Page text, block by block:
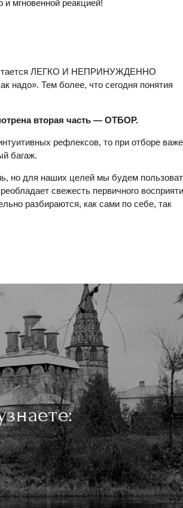
мгновенной реакцией!
ЛЕГКО И НЕПРИНУЖДЕННО
Тем более, что сегодня понятия
вторая часть — ОТБОР.
рефлексов, то при отборе
багаж.
но для наших целей мы будем
свежесть первичного
разбираются, как сами по себе, так